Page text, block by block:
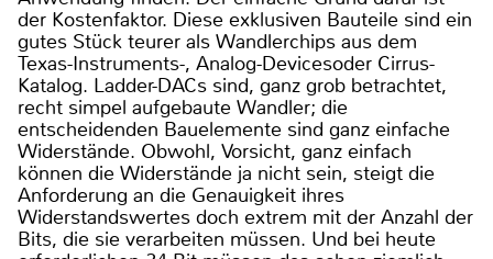
der Kostenfaktor. Diese exklusiven Bauteile sind ein
gutes Stück teurer als Wandlerchips aus dem
Texas-Instruments-, Analog-Devicesoder Cirrus-
Katalog. Ladder-DACs sind, ganz grob betrachtet,
recht simpel aufgebaute Wandler; die
entscheidenden Bauelemente sind ganz einfache
Widerstände. Obwohl, Vorsicht, ganz einfach
können die Widerstände ja nicht sein, steigt die
Anforderung an die Genauigkeit ihres
Widerstandswertes doch extrem mit der Anzahl der
Bits, die sie verarbeiten müssen. Und bei heute